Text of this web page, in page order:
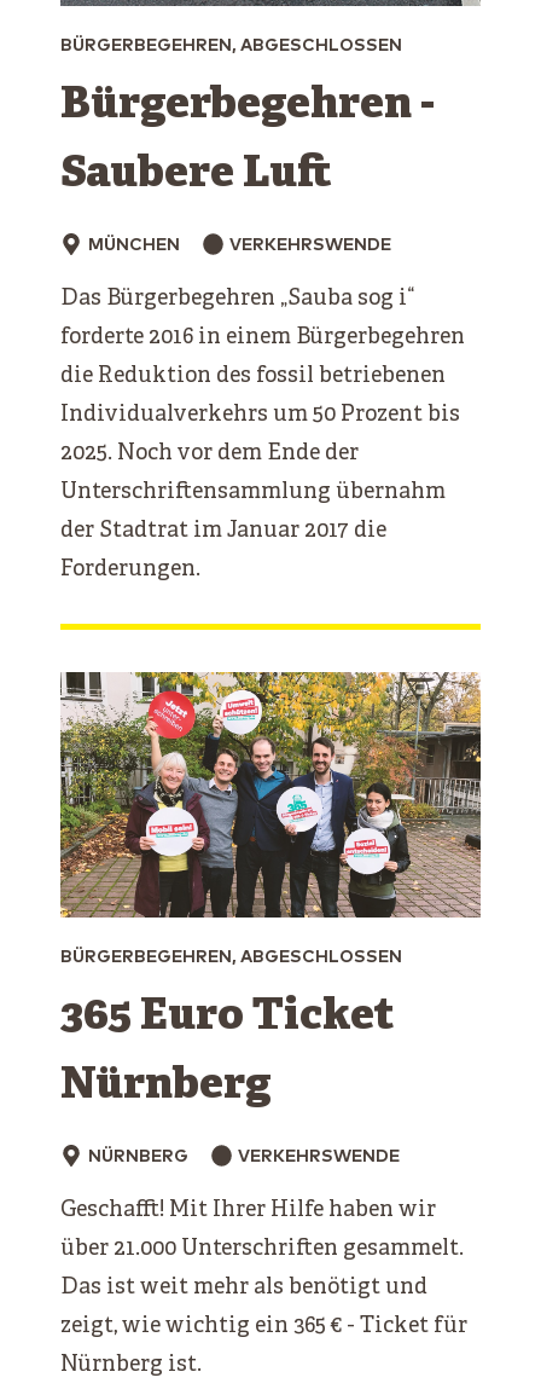
BÜRGERBEGEHREN, ABGESCHLOSSEN
Bürger­begehren ­
Saubere Luft
MÜNCHEN VERKEHRSWENDE
Das Bürgerbegehren „Sauba sog i“
forderte 2016 in einem Bürgerbegehren
die Reduktion des fossil betriebenen
Individualverkehrs um 50 Prozent bis
2025. Noch vor dem Ende der
Unterschriftensammlung übernahm
der Stadtrat im Januar 2017 die
Forderungen.
BÜRGERBEGEHREN, ABGESCHLOSSEN
365 Euro Ticket
Nürnberg
NÜRNBERG VERKEHRSWENDE
Geschafft! Mit Ihrer Hilfe haben wir
über 21.000 Unterschriften gesammelt.
Das ist weit mehr als benötigt und
zeigt, wie wichtig ein 365 € - Ticket für
Nürnberg ist.